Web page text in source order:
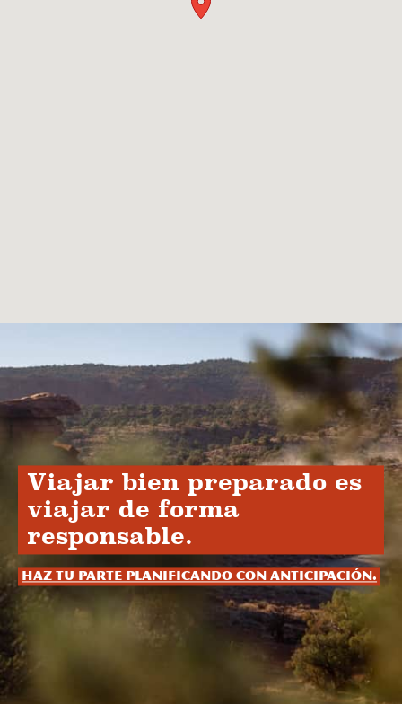
Viajar bien preparado es
viajar de forma
responsable.
Haz tu parte planificando con anticipación.